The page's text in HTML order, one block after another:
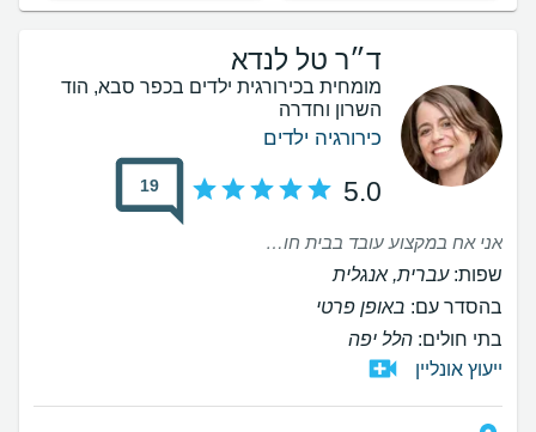
ד״ר טל לנדא
מומחית בכירורגית ילדים בכפר סבא, הוד
השרון וחדרה
כירורגיה ילדים
5.0
19
אני אח במקצוע עובד בבית חולים במחלקה כירורגית. סובל מזה שנים מהזעת יתר בכפות רגליים, לאחר ניסיונות רבים לטפל בהזעה ללא הטבה. ולאחר התלבטותו רבה ניגשתי לד״ר טל להתייעצות, הגעתי למסקנה שאני חייב לעשות ולהקל את הסבל של הזיעה. השלמתי טיפול ראשון של הזרקות לכפות הרגל ולאחר שבוע ימים יש תוצאות מקסימות. אני מודה לד״ר על הסבלנות אני מציין שלא כאב לי הטיפול ממליץ מאוד
שפות:עברית, אנגלית
בהסדר עם: באופן פרטי
בתי חולים: הלל יפה
ייעוץ אונליין